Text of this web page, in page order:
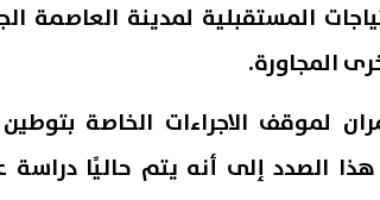
المستقبلية لمدينة العاصمة
المجاورة.
لموقف الاجراءات الخاصة
الصدد إلى أنه يتم حاليًا